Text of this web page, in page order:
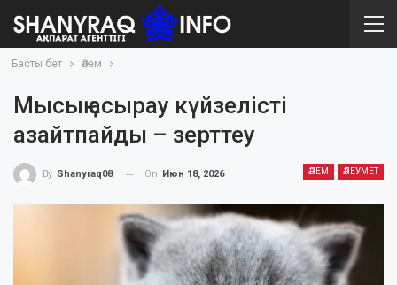
Басты бет Әлем
Мысық асырау күйзелісті
азайтпайды – зерттеу
ӘЛЕМ ӘЛЕУМЕТ
By Shanyraq08 On Июн 18, 2026